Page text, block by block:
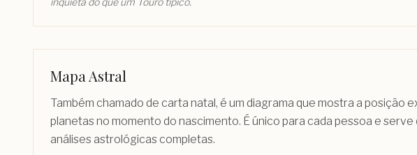
Mapa Astral
Também chamado de carta natal, é um diagrama que mostra a posição
planetas no momento do nascimento. É único para cada pessoa e serve
análises astrológicas completas.